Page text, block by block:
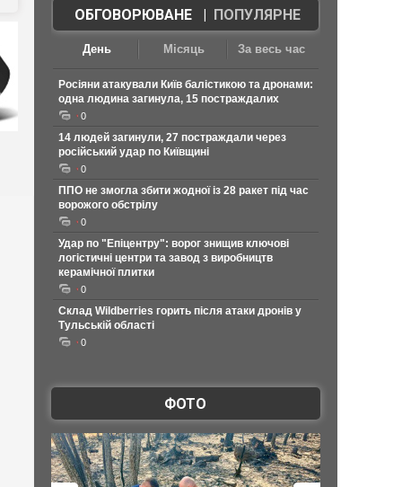
ОБГОВОРЮВАНЕ| ПОПУЛЯРНЕ
День Місяць За весь час
Росіяни атакували Київ балістикою та дронами:
одна людина загинула, 15 постраждалих
0
14 людей загинули, 27 постраждали через
російський удар по Київщині
0
ППО не змогла збити жодної із 28 ракет під час
ворожого обстрілу
0
Удар по "Епіцентру": ворог знищив ключові
логістичні центри та завод з виробництв
керамічної плитки
0
Склад Wildberries горить після атаки дронів у
Тульській області
0
ФОТО